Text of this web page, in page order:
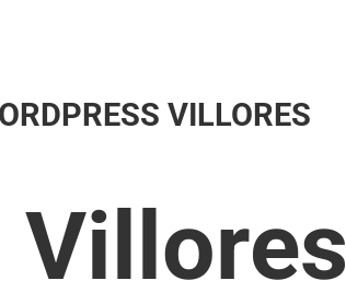
VILLORES
Villores